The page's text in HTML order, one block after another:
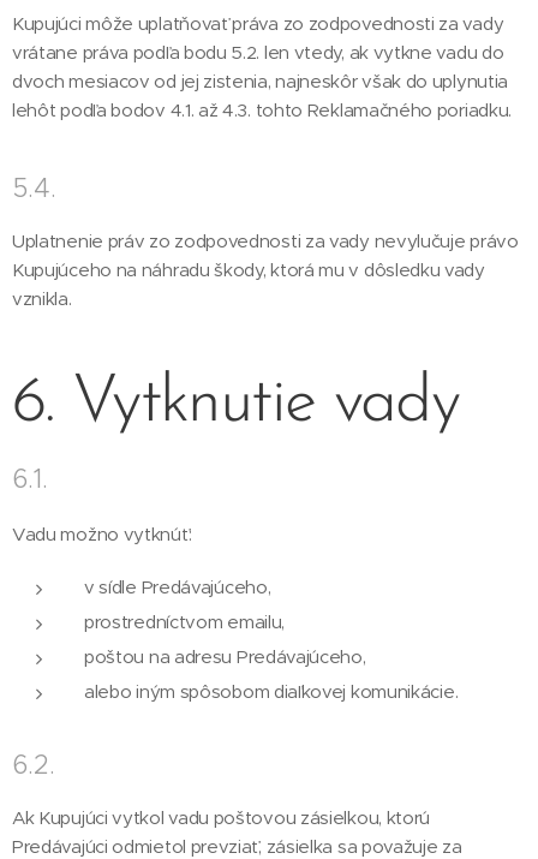
Kupujúci môže uplatňovať práva zo zodpovednosti za vady
vrátane práva podľa bodu 5.2. len vtedy, ak vytkne vadu do
dvoch mesiacov od jej zistenia, najneskôr však do uplynutia
lehôt podľa bodov 4.1. až 4.3. tohto Reklamačného poriadku.
5.4.
Uplatnenie práv zo zodpovednosti za vady nevylučuje právo
Kupujúceho na náhradu škody, ktorá mu v dôsledku vady
vznikla.
6. Vytknutie vady
6.1.
Vadu možno vytknúť:
v sídle Predávajúceho,
prostredníctvom emailu,
poštou na adresu Predávajúceho,
alebo iným spôsobom diaľkovej komunikácie.
6.2.
Ak Kupujúci vytkol vadu poštovou zásielkou, ktorú
Predávajúci odmietol prevziať, zásielka sa považuje za